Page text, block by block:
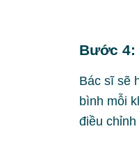
Bước 4:
Bác sĩ sẽ
bình mỗi
điều